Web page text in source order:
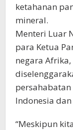
ketahanan
mineral.
Menteri Luar
para Ketua
negara
Indonesia
“Meskipun